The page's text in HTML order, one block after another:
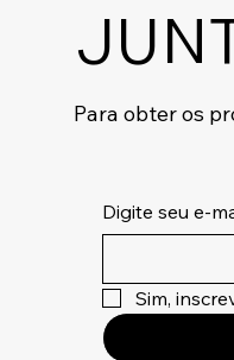
Para obter os
Digite seu e-
Sim,